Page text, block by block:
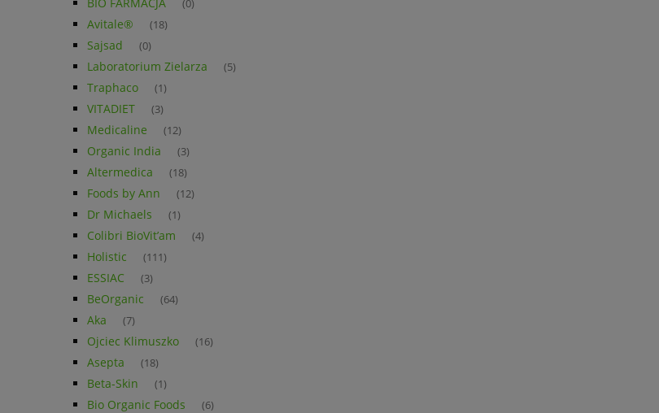
(0)
Avitale® (18)
Sajsad (0)
Laboratorium Zielarza (5)
Traphaco (1)
VITADIET (3)
Medicaline (12)
Organic India (3)
Altermedica (18)
Foods by Ann (12)
Dr Michaels (1)
Colibri BioVit’am (4)
Holistic (111)
ESSIAC (3)
BeOrganic (64)
Aka (7)
Ojciec Klimuszko (16)
Asepta (18)
Beta-Skin (1)
Bio Organic Foods (6)